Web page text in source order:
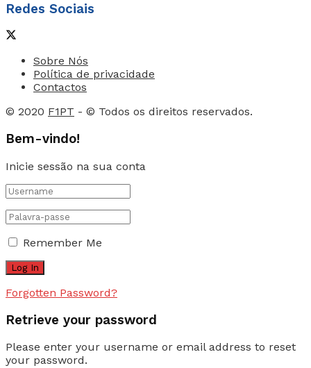
Redes Sociais
Sobre Nós
Política de privacidade
Contactos
© 2020 F1PT - © Todos os direitos reservados.
Bem-vindo!
Inicie sessão na sua conta
Remember Me
Forgotten Password?
Retrieve your password
Please enter your username or email address to reset
your password.